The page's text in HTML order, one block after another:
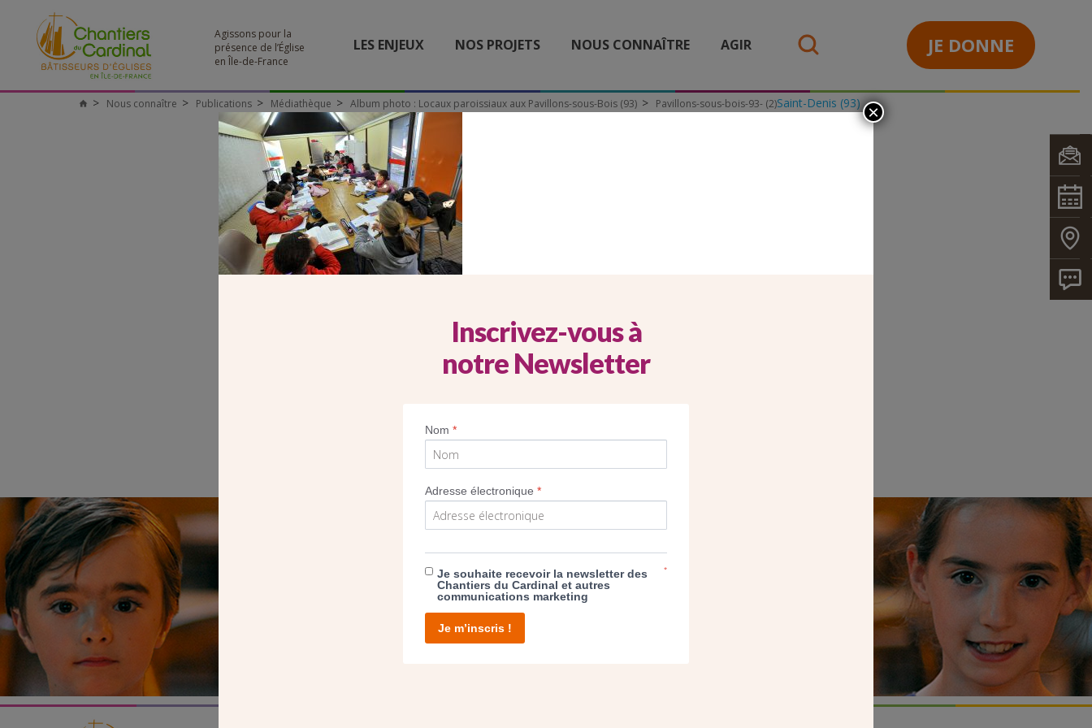
Agissons pour la
présence de l’Église
en Île-de-France
LES ENJEUX NOS PROJETS NOUS CONNAÎTRE AGIR JE DONNE
Chantiers
Nous connaître Publications Médiathèque Saint-Denis (93)
Album photo : Locaux paroissiaux aux Pavillons-sous-Bois (93) Pavillons-sous-bois-93- (2)
PAVILLONS-SOUS-BOIS-93- (2)
Imprimer
SEUL VOTRE DON
NOUS PERMET D’AGIR
Inscrivez-vous à
notre Newsletter
Nom*
Adresse électronique*
Je souhaite recevoir la newsletter des
Chantiers du Cardinal et autres
communications marketing
*
Je m’inscris !
×